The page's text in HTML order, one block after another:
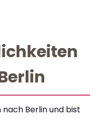
nach Berlin und bist